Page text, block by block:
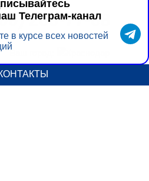
200-77-08
Ваш город:
КРАНЭКС.
Телеграм-канал
в курсе всех новостей